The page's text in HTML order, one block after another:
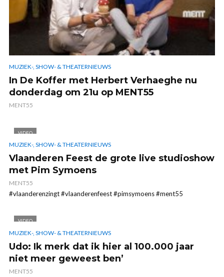
MUZIEK-, SHOW- & THEATERNIEUWS
In De Koffer met Herbert Verhaeghe nu
donderdag om 21u op MENT55
MENT55
VIDEO
MUZIEK-, SHOW- & THEATERNIEUWS
Vlaanderen Feest de grote live studioshow
met Pim Symoens
MENT55
#vlaanderenzingt #vlaanderenfeest #pimsymoens #ment55
VIDEO
MUZIEK-, SHOW- & THEATERNIEUWS
Udo: Ik merk dat ik hier al 100.000 jaar
niet meer geweest ben’
MENT55